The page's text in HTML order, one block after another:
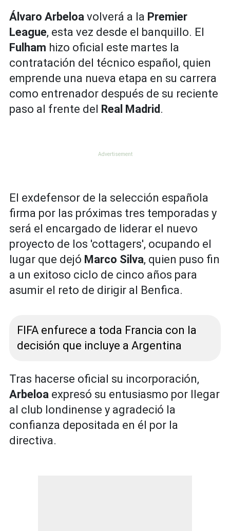
Álvaro Arbeloa volverá a la Premier
League, esta vez desde el banquillo. El
Fulham hizo oficial este martes la
contratación del técnico español, quien
emprende una nueva etapa en su carrera
como entrenador después de su reciente
paso al frente del
Real Madrid .
El exdefensor de la selección española
firma por las próximas tres temporadas y
será el encargado de liderar el nuevo
proyecto de los 'cottagers', ocupando el
lugar que dejó Marco Silva, quien puso fin
a un exitoso ciclo de cinco años para
asumir el reto de dirigir al Benfica.
FIFA enfurece a toda Francia con la
decisión que incluye a Argentina
Tras hacerse oficial su incorporación,
Arbeloa expresó su entusiasmo por llegar
al club londinense y agradeció la
confianza depositada en él por la
directiva.